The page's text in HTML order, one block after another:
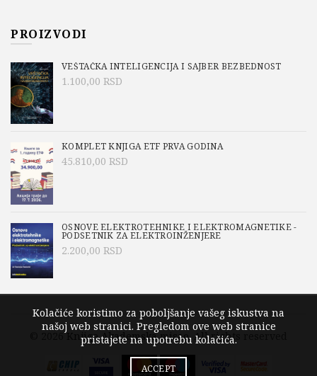
PROIZVODI
VEŠTAČKA INTELIGENCIJA I SAJBER BEZBEDNOST
1.100,00 RSD
KOMPLET KNJIGA ETF PRVA GODINA
45.810,00 RSD
OSNOVE ELEKTROTEHNIKE I ELEKTROMAGNETIKE -
PODSETNIK ZA ELEKTROINŽENJERE
2.200,00 RSD
© 2026 Knjige Akademska misao. All rights reserved
Kolačiće koristimo za poboljšanje vašeg iskustva na
našoj web stranici. Pregledom ove web stranice
pristajete na upotrebu kolačića.
ACCEPT